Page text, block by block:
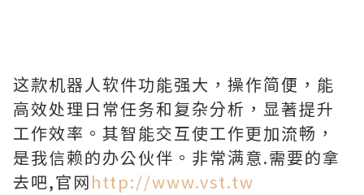
这款机器人软件功能强大，操作简便，能
高效处理日常任务和复杂分析，显著提升
工作效率。其智能交互使工作更加流畅，
是我信赖的办公伙伴。非常满意.需要的拿
去吧,官网http://www.vst.tw